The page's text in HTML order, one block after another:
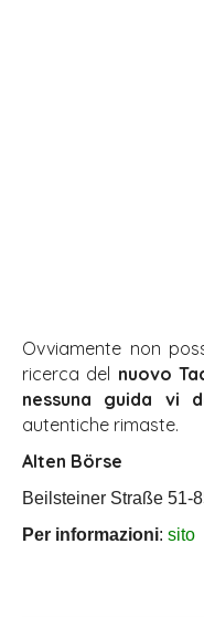
Ovviamente non
ricerca del nuovo
nessuna guida vi
autentiche rimaste.
Alten Börse
Beilsteiner Straße 51-
Per informazioni: sito